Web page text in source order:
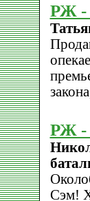
РЖ -
РЖ -
Сэм!